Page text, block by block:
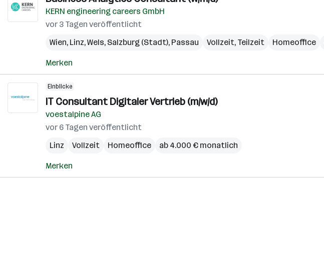
KERN engineering careers GmbH
vor 3 Tagen veröffentlicht
Wien, Linz,Wels, Salzburg (Stadt), Passau Vollzeit, Teilzeit Homeoffice
Merken
Einblicke
IT Consultant Digitaler Vertrieb (m/w/d)
voestalpine AG
vor 6 Tagen veröffentlicht
Linz
Vollzeit Homeoffice ab 4.000 € monatlich
Merken